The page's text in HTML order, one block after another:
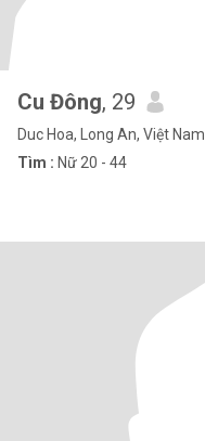
Cu Đông, 29
Duc Hoa, Long An, Việt Nam
Tìm : Nữ 20 - 44